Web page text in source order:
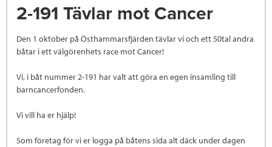
2-191 Tävlar mot Cancer
Den 1 oktober på Östhammarsfjärden tävlar vi och ett 50tal andra
båtar i ett välgörenhets race mot Cancer!
Vi, i båt nummer 2-191 har valt att göra en egen insamling till
barncancerfonden.
Vi vill ha er hjälp!
Som företag för vi er logga på båtens sida alt däck under dagen